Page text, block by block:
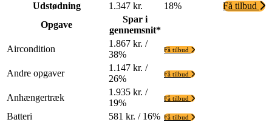
Udstødning
1.347 kr. 18%
Få tilbud
Opgave
Spar i
gennemsnit*
Aircondition
1.867 kr. /
38%
Få tilbud
Andre opgaver
1.147 kr. /
26%
Få tilbud
Anhængertræk
1.935 kr. /
19%
Få tilbud
Batteri 581 kr. / 16% Få tilbud